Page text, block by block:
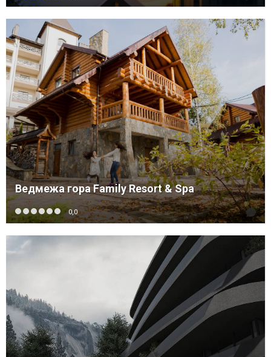
Ведмежа гора Family Resort & Spa
0,0